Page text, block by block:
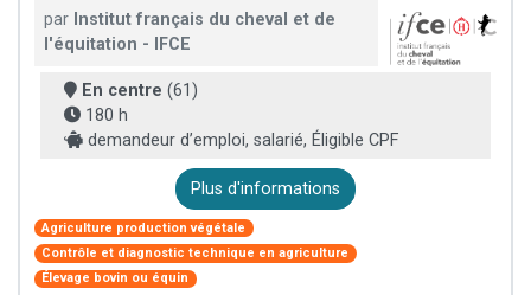
par Institut français du cheval et de
l'équitation - IFCE
En centre (61)
180 h
demandeur d’emploi, salarié, Éligible CPF
Plus d'informations
Agriculture production végétale
Contrôle et diagnostic technique en agriculture
Élevage bovin ou équin